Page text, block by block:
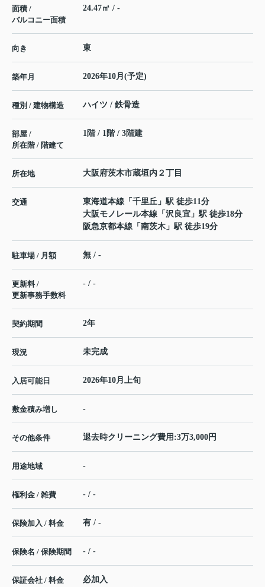
面積 /
バルコニー面積
24.47㎡ / -
向き 東
築年月 2026年10月(予定)
種別 / 建物構造 ハイツ / 鉄骨造
部屋 /
所在階 / 階建て
1階 / 1階 / 3階建
所在地 大阪府茨木市蔵垣内 ２丁目
交通 東海道本線 「 千里丘 」駅 徒歩11分
大阪モノレール本線 「 沢良宜 」駅 徒歩18分
阪急京都本線 「 南茨木 」駅 徒歩19分
駐車場 / 月額 無 / -
更新料 /
更新事務手数料
- / -
契約期間 2年
現況 未完成
入居可能日 2026年10月上旬
敷金積み増し -
その他条件 退去時クリーニング費用:3万3,000円
用途地域 -
権利金 / 雑費 - / -
保険加入 / 料金 有 / -
保険名 / 保険期間 - / -
保証会社 / 料金
必加入